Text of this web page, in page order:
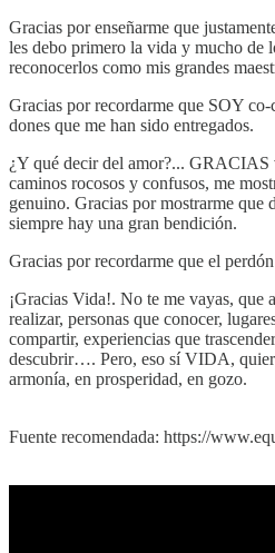
Gracias por enseñarme que
les debo primero la vida y mucho de
reconocerlos como mis grandes
Gracias por recordarme que SOY
dones que me han sido entregados.
¿Y qué decir del amor?... GRACIAS
caminos rocosos y confusos, me
genuino. Gracias por mostrarme que
siempre hay una gran bendición.
Gracias por recordarme que el
¡Gracias Vida!. No te me vayas, que
realizar, personas que conocer,
compartir, experiencias que
descubrir…. Pero, eso sí VIDA,
armonía, en prosperidad, en gozo.
Fuente recomendada: https://